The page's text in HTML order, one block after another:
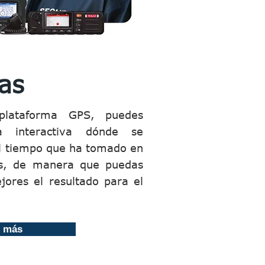
GPS, puedes
interactiva dónde se
que ha tomado en
de manera que puedas
el resultado para el
más